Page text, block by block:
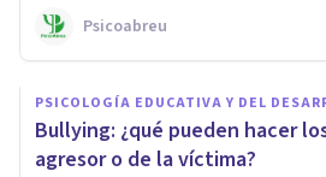
Psicoabreu
PSICOLOGÍA EDUCATIVA Y DEL
Bullying: ¿qué pueden hacer
agresor o de la víctima?